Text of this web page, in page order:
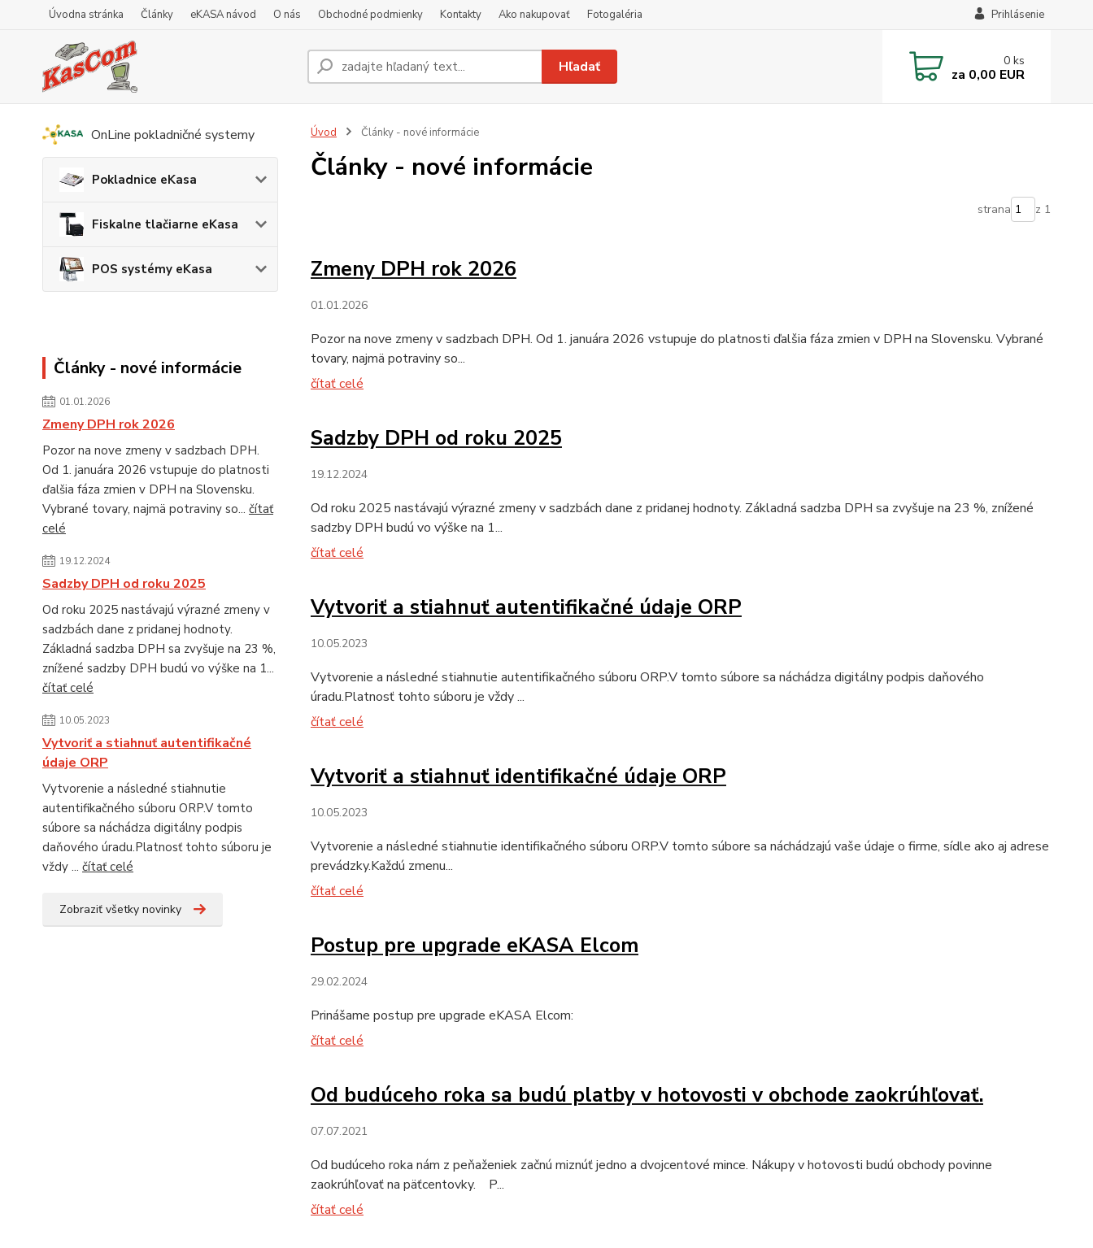
Úvodna stránka Články eKASA návod O nás Obchodné podmienky Kontakty Ako nakupovať Fotogaléria Prihlásenie
Hľadať 0 ks
za 0,00 EUR
OnLine pokladničné systemy
Pokladnice eKasa
Fiskalne tlačiarne eKasa
POS systémy eKasa
Články - nové informácie
01.01.2026
Zmeny DPH rok 2026
Pozor na nove zmeny v sadzbach DPH.
Od 1. januára 2026 vstupuje do platnosti
ďalšia fáza zmien v DPH na Slovensku.
Vybrané tovary, najmä potraviny so... čítať
celé
19.12.2024
Sadzby DPH od roku 2025
Od roku 2025 nastávajú výrazné zmeny v
sadzbách dane z pridanej hodnoty.
Základná sadzba DPH sa zvyšuje na 23 %,
znížené sadzby DPH budú vo výške na 1...
čítať celé
10.05.2023
Vytvoriť a stiahnuť autentifikačné
údaje ORP
Vytvorenie a následné stiahnutie
autentifikačného súboru ORP.V tomto
súbore sa náchádza digitálny podpis
daňového úradu.Platnosť tohto súboru je
vždy ... čítať celé
Zobraziť všetky novinky
Úvod Články - nové informácie
Články - nové informácie
strana z 1
Zmeny DPH rok 2026
01.01.2026
Pozor na nove zmeny v sadzbach DPH. Od 1. januára 2026 vstupuje do platnosti ďalšia fáza zmien v DPH na Slovensku. Vybrané
tovary, najmä potraviny so...
čítať celé
Sadzby DPH od roku 2025
19.12.2024
Od roku 2025 nastávajú výrazné zmeny v sadzbách dane z pridanej hodnoty. Základná sadzba DPH sa zvyšuje na 23 %, znížené
sadzby DPH budú vo výške na 1...
čítať celé
Vytvoriť a stiahnuť autentifikačné údaje ORP
10.05.2023
Vytvorenie a následné stiahnutie autentifikačného súboru ORP.V tomto súbore sa náchádza digitálny podpis daňového
úradu.Platnosť tohto súboru je vždy ...
čítať celé
Vytvoriť a stiahnuť identifikačné údaje ORP
10.05.2023
Vytvorenie a následné stiahnutie identifikačného súboru ORP.V tomto súbore sa náchádzajú vaše údaje o firme, sídle ako aj adrese
prevádzky.Každú zmenu...
čítať celé
Postup pre upgrade eKASA Elcom
29.02.2024
Prinášame postup pre upgrade eKASA Elcom:
čítať celé
Od budúceho roka sa budú platby v hotovosti v obchode zaokrúhľovať.
07.07.2021
Od budúceho roka nám z peňaženiek začnú miznúť jedno a dvojcentové mince. Nákupy v hotovosti budú obchody povinne
zaokrúhľovať na päťcentovky. P...
čítať celé